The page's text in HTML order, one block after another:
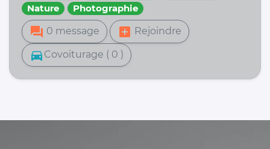
Nature
Photographie
forum 0 message add_box Rejoindre
directions_car Covoiturage ( 0 )